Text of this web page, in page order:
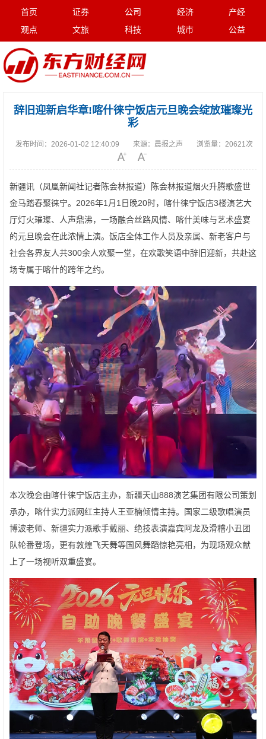
首页 证券 公司 经济
产经
观点
文旅 科技 城市 公益
辞旧迎新启华章!喀什徕宁饭店元旦晚会绽放璀璨光
彩
发布时间： 2026-01-02 12:40:09 来源： 晨报之声 浏览量： 20621次
新疆讯（凤凰新闻社记者陈会林报道）陈会林报道烟火升腾歌盛世
金马踏春聚徕宁。2026年1月1日晚20时，喀什徕宁饭店3楼演艺大
厅灯火璀璨、人声鼎沸，一场融合丝路风情、喀什美味与艺术盛宴
的元旦晚会在此浓情上演。饭店全体工作人员及亲属、新老客户与
社会各界友人共300余人欢聚一堂，在欢歌笑语中辞旧迎新，共赴这
场专属于喀什的跨年之约。
本次晚会由喀什徕宁饭店主办，新疆天山888演艺集团有限公司策划
承办，喀什实力派网红主持人王亚楠倾情主持。国家二级歌唱演员
博波老师、新疆实力派歌手戴丽、绝技表演嘉宾阿龙及滑稽小丑团
队轮番登场，更有敦煌飞天舞等国风舞蹈惊艳亮相，为现场观众献
上了一场视听双重盛宴。